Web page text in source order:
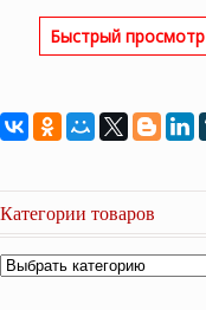
Быстрый просмотр
Категории товаров